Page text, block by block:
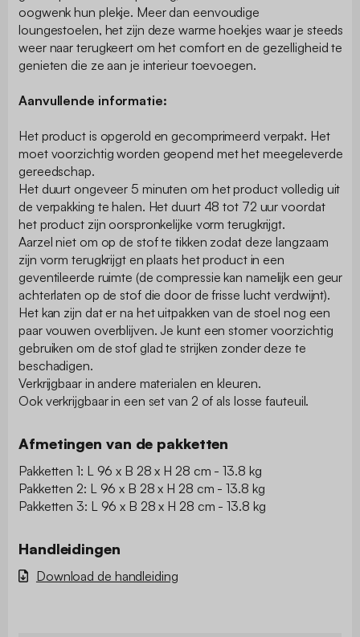
oogwenk hun plekje. Meer dan eenvoudige
loungestoelen, het zijn deze warme hoekjes waar je steeds
weer naar terugkeert om het comfort en de gezelligheid te
genieten die ze aan je interieur toevoegen.
Aanvullende informatie:
Het product is opgerold en gecomprimeerd verpakt. Het
moet voorzichtig worden geopend met het meegeleverde
gereedschap.
Het duurt ongeveer 5 minuten om het product volledig uit
de verpakking te halen. Het duurt 48 tot 72 uur voordat
het product zijn oorspronkelijke vorm terugkrijgt.
Aarzel niet om op de stof te tikken zodat deze langzaam
zijn vorm terugkrijgt en plaats het product in een
geventileerde ruimte (de compressie kan namelijk een geur
achterlaten op de stof die door de frisse lucht verdwijnt).
Het kan zijn dat er na het uitpakken van de stoel nog een
paar vouwen overblijven. Je kunt een stomer voorzichtig
gebruiken om de stof glad te strijken zonder deze te
beschadigen.
Verkrijgbaar in andere materialen en kleuren.
Ook verkrijgbaar in een set van 2 of als losse fauteuil.
Afmetingen van de pakketten
Pakketten 1: L 96 x B 28 x H 28 cm - 13.8 kg
Pakketten 2: L 96 x B 28 x H 28 cm - 13.8 kg
Pakketten 3: L 96 x B 28 x H 28 cm - 13.8 kg
Handleidingen
Download de handleiding